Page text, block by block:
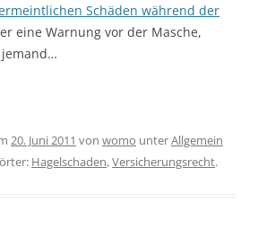
Schäden während der
eine Warnung vor der Masche,
20. Juni 2011 von womo unterAllgemein
Hagelschaden,Versicherungsrecht.